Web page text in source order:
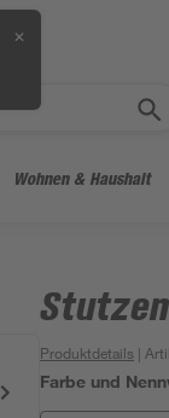
✕
Wohnen & Haushalt
Produktdetails |
Farbe und